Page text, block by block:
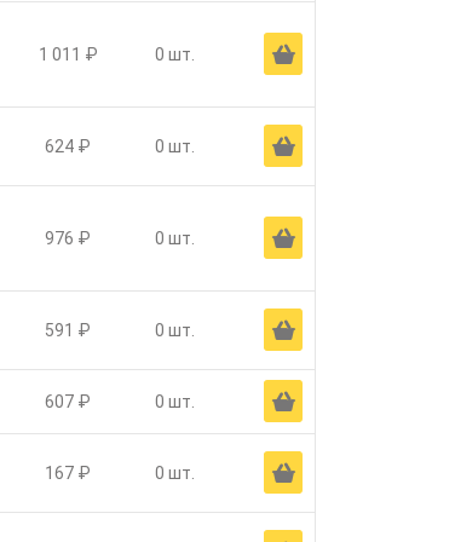
1 011 ₽ 0 шт. Ä
624 ₽ 0 шт. Ä
976 ₽ 0 шт. Ä
591 ₽ 0 шт. Ä
607 ₽ 0 шт. Ä
167 ₽ 0 шт. Ä